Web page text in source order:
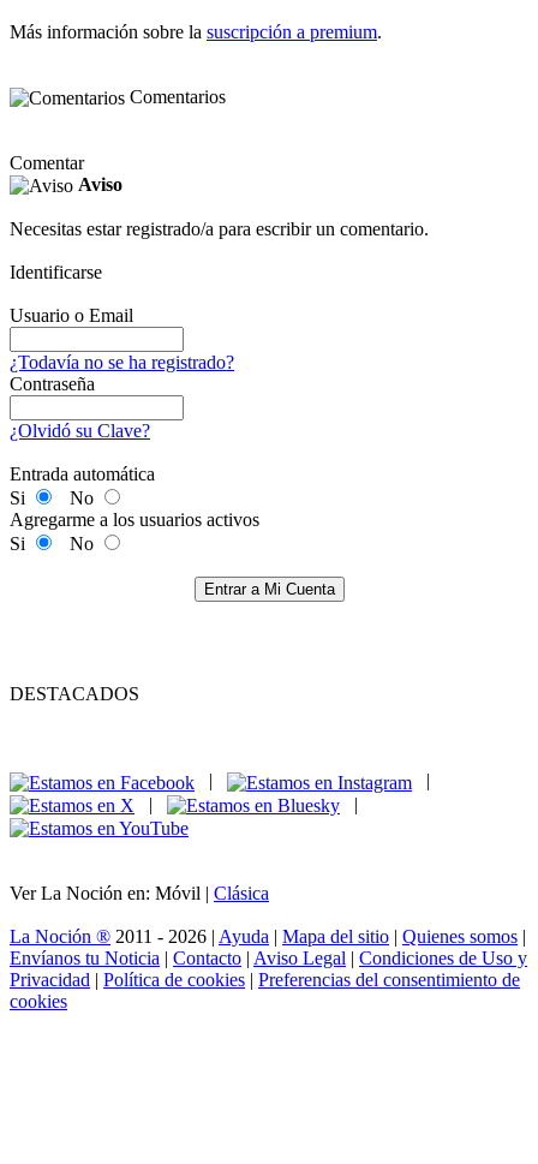
Más información sobre la suscripción a premium.
Comentarios
Comentar
Aviso
Necesitas estar registrado/a para escribir un comentario.
Identificarse
Usuario o Email
¿Todavía no se ha registrado?
Contraseña
¿Olvidó su Clave?
Entrada automática
Si
No
Agregarme a los usuarios activos
Si
No
Entrar a Mi Cuenta
DESTACADOS
|
|
Ver La Noción en: Móvil | Clásica
La Noción ® 2011 - 2026 | Ayuda | Mapa del sitio | Quienes somos |
Envíanos tu Noticia | Contacto | Aviso Legal | Condiciones de Uso y
Privacidad | Política de cookies | Preferencias del consentimiento de
cookies